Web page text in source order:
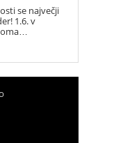
se največji
1.6. v